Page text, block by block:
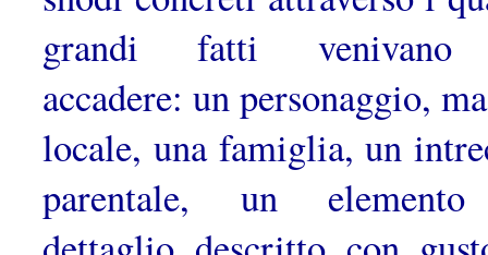
grandi fatti
accadere: un personaggio,
locale, una fa­miglia, un
parentale, un